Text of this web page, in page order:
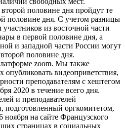
половине дня пройдут те
половине дня. С учетом разницы
из восточной части
в первой половине дня, а
и западной части России могут
половине дня.
zoom. Мы также
видеоприветствия,
преподавателям с хештегом
2020 в течение всего дня.
и преподавателей
подготовленный оргкомитетом,
ноября на сайте Французского
страницах в социальных